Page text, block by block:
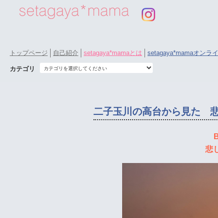
トップページ 自己紹介 setagaya*mamaとは setagaya*mamaオンラ
カテゴリ
二子玉川の高台から見た
悲